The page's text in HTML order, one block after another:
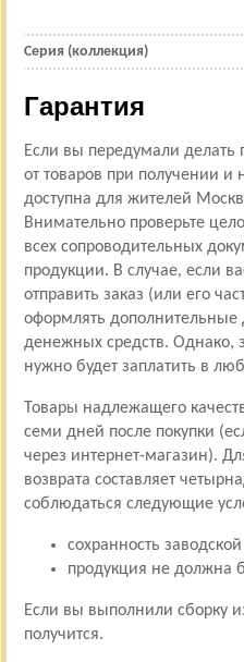
Серия (коллекция)
Гарантия
Если вы передумали делать
от товаров при получении и
доступна для жителей
Внимательно проверьте
всех сопроводительных
продукции. В случае, если
отправить заказ (или его
оформлять дополнительные
денежных средств. Однако,
нужно будет заплатить в
Товары надлежащего
семи дней после покупки
через интернет-магазин).
возврата составляет
соблюдаться следующие
сохранность
продукция не должна
Если вы выполнили сборку
получится.